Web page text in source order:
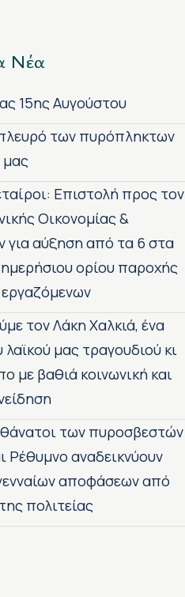
Νέα
15ης Αυγούστου
των πυρόπληκτων
μας
Επιστολή προς τον
Οικονομίας &
για αύξηση από τα 6 στα
ορίου παροχής
τον Λάκη Χαλκιά, ένα
μας τραγουδιού κι
με βαθιά κοινωνική και
θάνατοι των πυροσβεστών
Ρέθυμνο αναδεικνύουν
αποφάσεων από
πολιτείας